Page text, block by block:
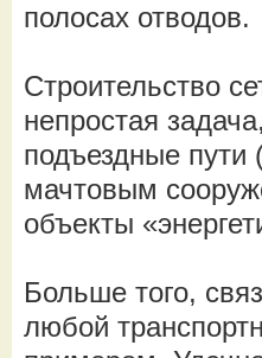
полосах отводов.
Строительство
непростая
подъездные пути
мачтовым
объекты
Больше того,
любой